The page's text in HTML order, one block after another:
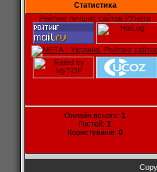
Статистика
Рейтинг лучших сайтов РУнета
Онлайн всього: 1
Гостей: 1
Користувачів: 0